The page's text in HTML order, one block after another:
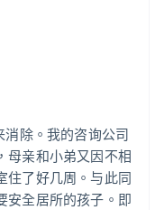
消除。我的咨询公司
母亲和小弟又因不相
住了好几周。与此同
安全居所的孩子。即